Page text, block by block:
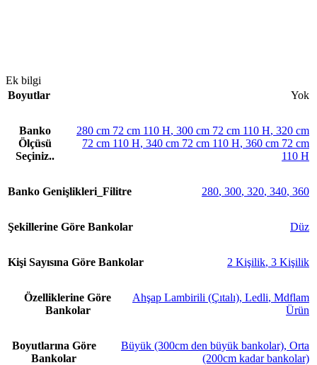
Ek bilgi
Boyutlar
Yok
Banko
Ölçüsü
Seçiniz..
280 cm 72 cm 110 H, 300 cm 72 cm 110 H, 320 cm
72 cm 110 H, 340 cm 72 cm 110 H, 360 cm 72 cm
110 H
Banko Genişlikleri_Filitre 280, 300, 320, 340, 360
Şekillerine Göre Bankolar Düz
Kişi Sayısına Göre Bankolar 2 Kişilik, 3 Kişilik
Özelliklerine Göre
Bankolar
Ahşap Lambirili (Çıtalı), Ledli, Mdflam
Ürün
Boyutlarına Göre
Bankolar
Büyük (300cm den büyük bankolar), Orta
(200cm kadar bankolar)